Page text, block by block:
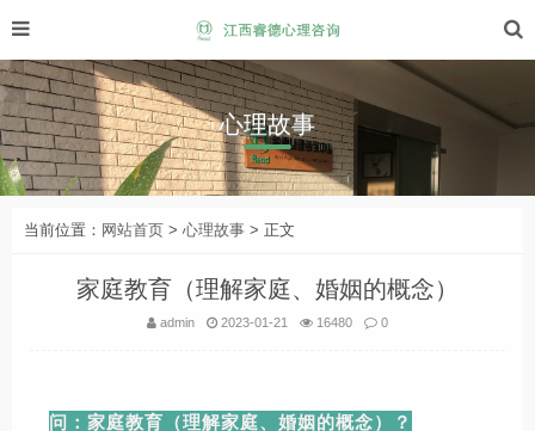
心理故事
当前位置： 网站首页 > 心理故事 > 正文
家庭教育（理解家庭、婚姻的概念）
admin 2023-01-21 16480 0
问：家庭教育（理解家庭、婚姻的概念）？